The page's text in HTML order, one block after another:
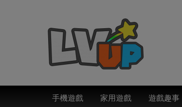
手機遊戲 家用遊戲 遊戲趣事